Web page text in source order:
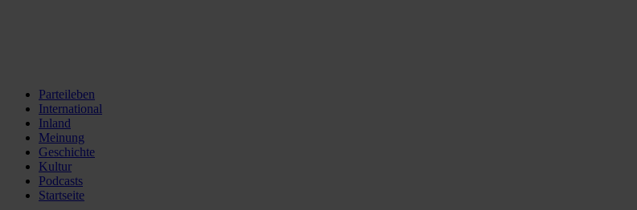
Parteileben
International
Inland
Meinung
Geschichte
Kultur
Podcasts
Startseite